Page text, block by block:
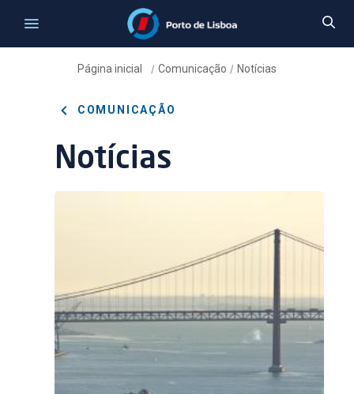
Página inicial / Comunicação / Notícias
COMUNICAÇÃO
Notícias